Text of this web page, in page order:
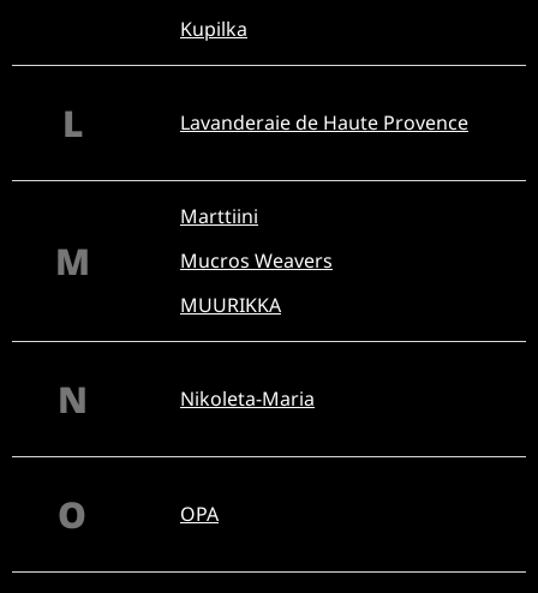
Kupilka
L Lavanderaie de Haute Provence
M
Marttiini
Mucros Weavers
MUURIKKA
N Nikoleta-Maria
O OPA